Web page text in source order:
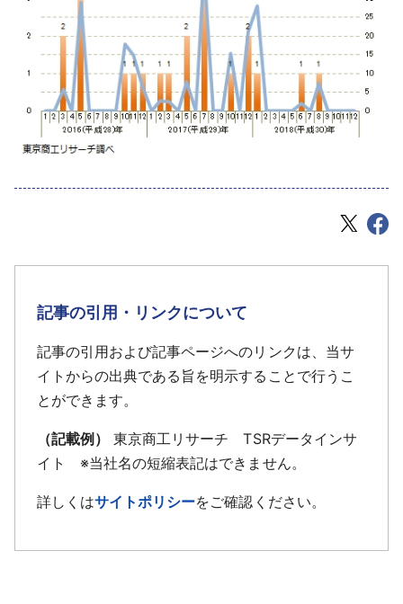
記事の引用・リンクについて
記事の引用および記事ページへのリンクは、当サ
イトからの出典である旨を明示することで行うこ
とができます。
（記載例）
東京商工リサーチ TSRデータインサ
イト ※当社名の短縮表記はできません。
詳しくはサイトポリシーをご確認ください。